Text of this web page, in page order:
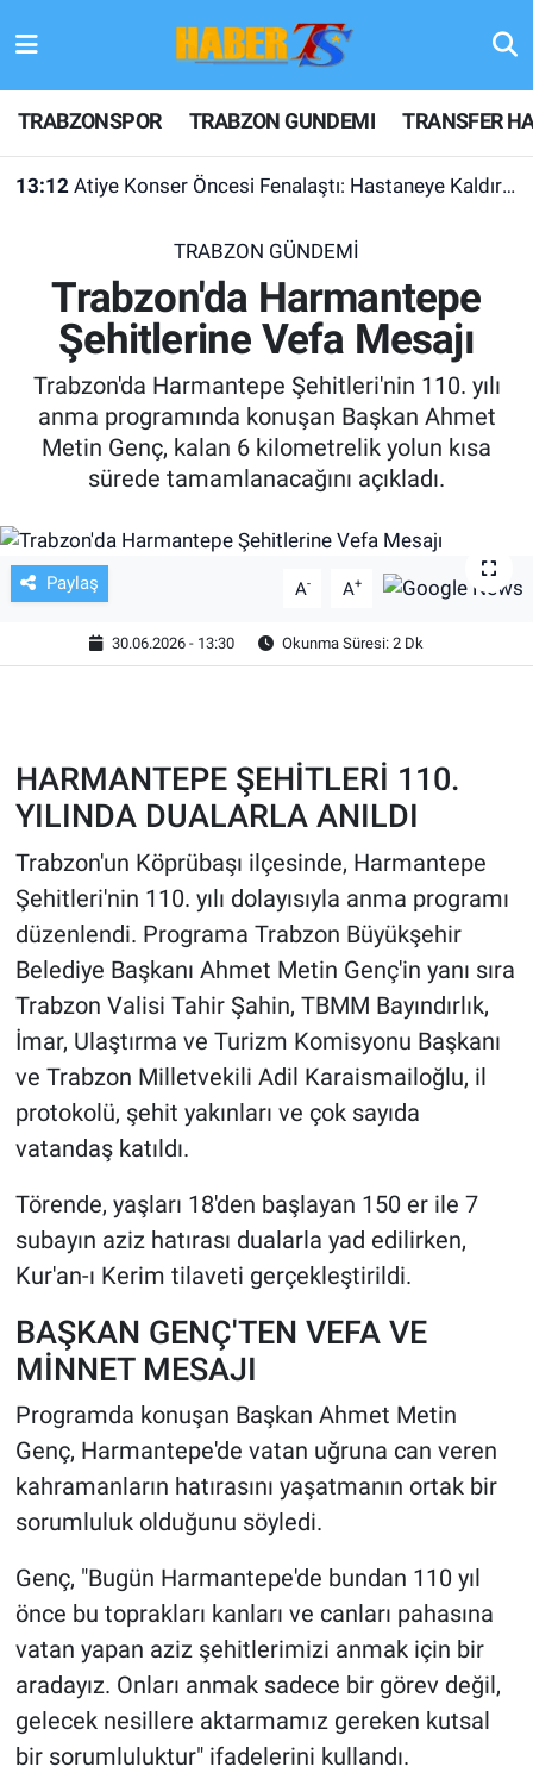
TRABZONSPOR TRABZON GUNDEMI TRANSFER
13:12 Atiye Konser Öncesi Fenalaştı: Hastaneye Kaldırıldı
TRABZON GÜNDEMİ
Trabzon'da Harmantepe
Şehitlerine Vefa Mesajı
Trabzon'da Harmantepe Şehitleri'nin 110. yılı
anma programında konuşan Başkan Ahmet
Metin Genç, kalan 6 kilometrelik yolun kısa
sürede tamamlanacağını açıkladı.
Paylaş A- A+
30.06.2026 - 13:30 Okunma Süresi: 2 Dk
HARMANTEPE ŞEHİTLERİ 110.
YILINDA DUALARLA ANILDI
Trabzon'un Köprübaşı ilçesinde, Harmantepe
Şehitleri'nin 110. yılı dolayısıyla anma programı
düzenlendi. Programa Trabzon Büyükşehir
Belediye Başkanı Ahmet Metin Genç'in yanı sıra
Trabzon Valisi Tahir Şahin, TBMM Bayındırlık,
İmar, Ulaştırma ve Turizm Komisyonu Başkanı
ve Trabzon Milletvekili Adil Karaismailoğlu, il
protokolü, şehit yakınları ve çok sayıda
vatandaş katıldı.
Törende, yaşları 18'den başlayan 150 er ile 7
subayın aziz hatırası dualarla yad edilirken,
Kur'an-ı Kerim tilaveti gerçekleştirildi.
BAŞKAN GENÇ'TEN VEFA VE
MİNNET MESAJI
Programda konuşan Başkan Ahmet Metin
Genç, Harmantepe'de vatan uğruna can veren
kahramanların hatırasını yaşatmanın ortak bir
sorumluluk olduğunu söyledi.
Genç, "Bugün Harmantepe'de bundan 110 yıl
önce bu toprakları kanları ve canları pahasına
vatan yapan aziz şehitlerimizi anmak için bir
aradayız. Onları anmak sadece bir görev değil,
gelecek nesillere aktarmamız gereken kutsal
bir sorumluluktur" ifadelerini kullandı.
TRABZONSPOR
TRABZON GUNDEMI
KULİS MEYDANI
1461 TRABZON
FUTBOL
TV VE SİNEMA
BASKETBOL
KÜLTÜR SANAT
ASAYİŞ
EKONOMİ
EĞİTİM
ÇEVRE
HABERDE İNSAN
SPOR
Bilim, Teknoloji
Hava Durumu
Trafik Durumu
Son Dakika Haberleri
Haber Arşivi